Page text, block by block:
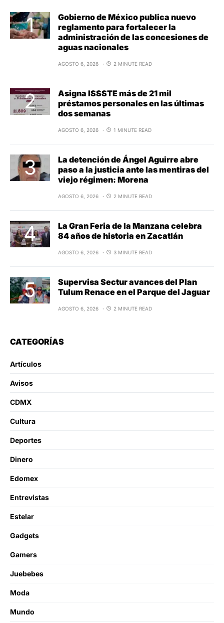
Gobierno de México publica nuevo
reglamento para fortalecer la
administración de las concesiones de
aguas nacionales
AGOSTO 6, 2026 2 MINUTE READ
Asigna ISSSTE más de 21 mil
préstamos personales en las últimas
dos semanas
AGOSTO 6, 2026 1 MINUTE READ
La detención de Ángel Aguirre abre
paso a la justicia ante las mentiras del
viejo régimen: Morena
AGOSTO 6, 2026 2 MINUTE READ
La Gran Feria de la Manzana celebra
84 años de historia en Zacatlán
AGOSTO 6, 2026 3 MINUTE READ
Supervisa Sectur avances del Plan
Tulum Renace en el Parque del Jaguar
AGOSTO 6, 2026 2 MINUTE READ
CATEGORÍAS
Artículos
Avisos
CDMX
Cultura
Deportes
Dinero
Edomex
Entrevistas
Estelar
Gadgets
Gamers
Juebebes
Moda
Mundo